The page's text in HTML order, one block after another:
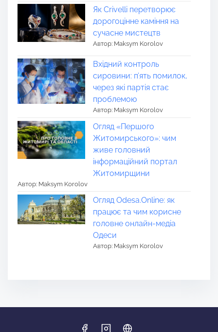
Як Crivelli перетворює
дорогоцінне каміння на
сучасне мистецтв
Автор: Maksym Korolov
Вхідний контроль
сировини: п’ять помилок,
через які партія стає
проблемою
Автор: Maksym Korolov
Огляд «Першого
Житомирського»: чим
живе головний
інформаційний портал
Житомирщини
Автор: Maksym Korolov
Огляд Odesa.Online: як
працює та чим корисне
головне онлайн-медіа
Одеси
Автор: Maksym Korolov